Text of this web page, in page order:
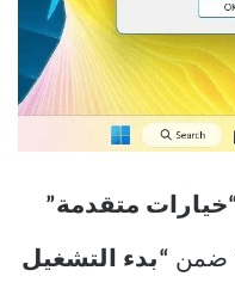
“خيارات متقدمة”
ضمن “بدء التشغيل